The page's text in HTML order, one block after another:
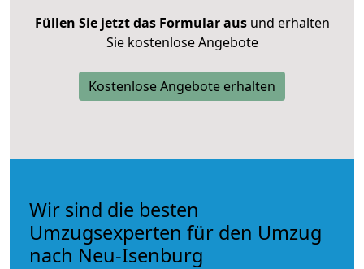
Füllen Sie jetzt das Formular ausund erhalten
Sie kostenlose Angebote
Kostenlose Angebote erhalten
Wir sind die besten
Umzugsexperten für den Umzug
nach Neu-Isenburg